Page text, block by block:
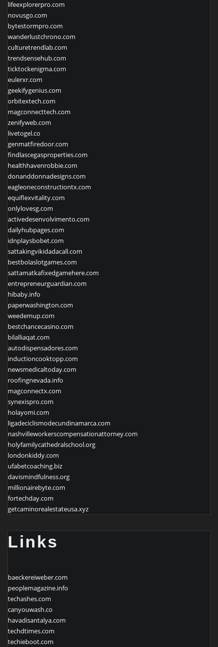
lifeexplorerpro.com
novusgo.com
bytestormpro.com
wanderlustchrono.com
culturetrendlab.com
trendsensehub.com
ticktockenigma.com
eulerxr.com
geekifygenius.com
orbitextech.com
magconnecttech.com
zenifyweb.com
livetogel.co
genmatfiredoor.com
findlascegasproperties.com
healthhavenrobbie.com
donanddonnadesigns.com
eagleoneconstructiontx.com
equiflexvitality.com
onlylovesg.com
activedesenvolvimento.com
dailyhubpages.com
idnplaysbobet.com
sattakingvikidadacall.com
bestbolaslotgames.com
sattamatkafixedgamehere.com
entrepreneurguardian.com
hibaby.info
paperwashington.com
weedemup.com
bestchancecasino.com
bilalliaqat.com
autodispensadores.com
inductioncooktopp.com
newsmedicaltoday.com
roofingnevada.info
magconnectx.com
synexispro.com
holayomi.com
ligadeciclismodecundinamarca.com
nashvilleworkerscompensationattorney.com
holyfamilycathedralschool.org
londonkiddy.com
ufabetcoaching.biz
davismindfulness.org
millionairebyte.com
fortechday.com
getcaminorealestateusa.xyz
Links
baeckereiweber.com
peoplemagazine.info
techashes.com
canyouwash.co
havadisantalya.com
techdtimes.com
techieboot.com